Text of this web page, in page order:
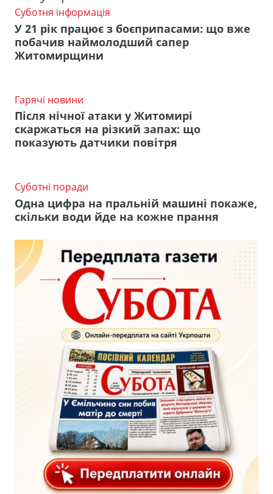
Суботня інформація
У 21 рік працює з боєприпасами: що вже
побачив наймолодший сапер
Житомирщини
Гарячі новини
Після нічної атаки у Житомирі
скаржаться на різкий запах: що
показують датчики повітря
Суботні поради
Одна цифра на пральній машині покаже,
скільки води йде на кожне прання